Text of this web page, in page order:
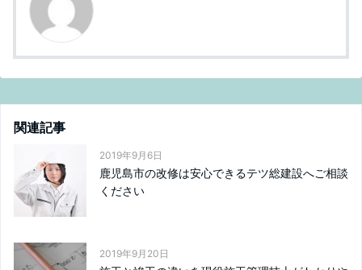
関連記事
2019年9月6日
鹿児島市の改修は安心できるテツ総建設へご相談
ください
2019年9月20日